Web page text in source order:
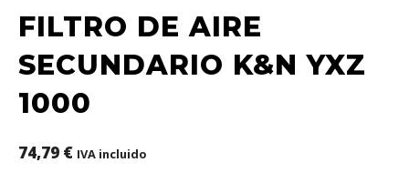
FILTRO DE AIRE
SECUNDARIO K&N YXZ
1000
74,79 € IVA incluido